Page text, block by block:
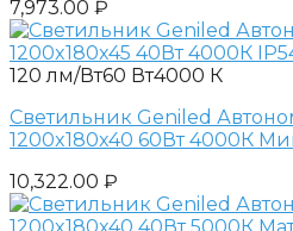
7,973.00 ₽
120 лм/Вт60 Вт4000 К
Светильник Geniled
1200x180x40 60Вт 4000К
10,322.00 ₽